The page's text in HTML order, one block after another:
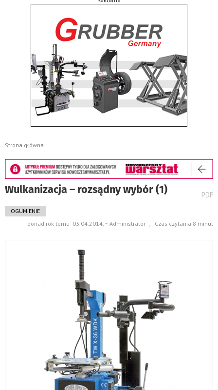
Strona główna
Wulkanizacja – rozsądny wybór (1) PDF
OGUMIENIE
ponad rok temu 03.04.2014, ~ Administrator - , Czas czytania 8 minut